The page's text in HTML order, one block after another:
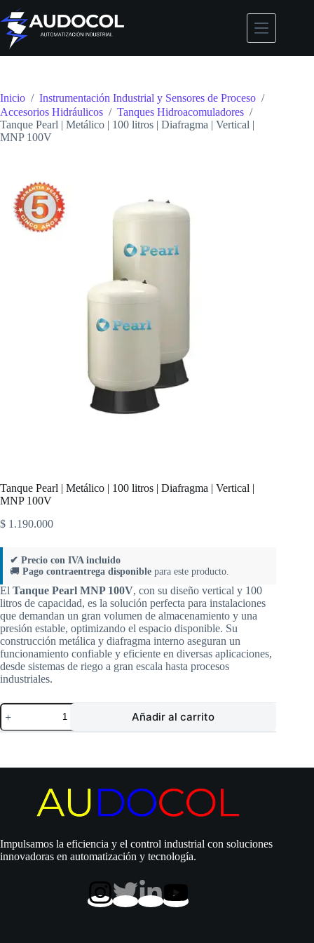
Saltar
al
contenido
Inicio / Instrumentación Industrial y Sensores de Proceso /
Accesorios Hidráulicos / Tanques Hidroacomuladores /
Tanque Pearl | Metálico | 100 litros | Diafragma | Vertical |
MNP 100V
Tanque Pearl | Metálico | 100 litros | Diafragma | Vertical |
MNP 100V
$ 1.190.000
✔ Precio con IVA incluido
🚚 Pago contraentrega disponible para este producto.
El Tanque Pearl MNP 100V, con su diseño vertical y 100
litros de capacidad, es la solución perfecta para instalaciones
que demandan un gran volumen de almacenamiento y una
presión estable, optimizando el espacio disponible. Su
construcción metálica y diafragma interno aseguran un
funcionamiento confiable y eficiente en diversas aplicaciones,
desde sistemas de riego a gran escala hasta procesos
industriales.
Tanque
Pearl
|
100
Diafragma
|
MNP
100V
Añadir al carrito
Impulsamos la eficiencia y el control industrial con soluciones
innovadoras en automatización y tecnología.